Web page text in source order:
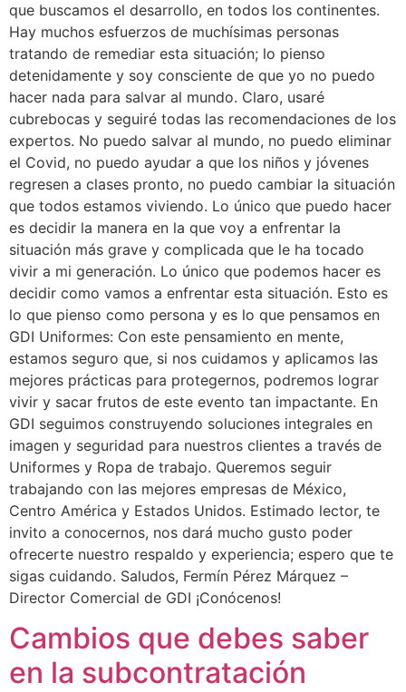
que buscamos el desarrollo, en todos los continentes.
Hay muchos esfuerzos de muchísimas personas
tratando de remediar esta situación; lo pienso
detenidamente y soy consciente de que yo no puedo
hacer nada para salvar al mundo. Claro, usaré
cubrebocas y seguiré todas las recomendaciones de los
expertos. No puedo salvar al mundo, no puedo eliminar
el Covid, no puedo ayudar a que los niños y jóvenes
regresen a clases pronto, no puedo cambiar la situación
que todos estamos viviendo. Lo único que puedo hacer
es decidir la manera en la que voy a enfrentar la
situación más grave y complicada que le ha tocado
vivir a mi generación. Lo único que podemos hacer es
decidir como vamos a enfrentar esta situación. Esto es
lo que pienso como persona y es lo que pensamos en
GDI Uniformes: Con este pensamiento en mente,
estamos seguro que, si nos cuidamos y aplicamos las
mejores prácticas para protegernos, podremos lograr
vivir y sacar frutos de este evento tan impactante. En
GDI seguimos construyendo soluciones integrales en
imagen y seguridad para nuestros clientes a través de
Uniformes y Ropa de trabajo. Queremos seguir
trabajando con las mejores empresas de México,
Centro América y Estados Unidos. Estimado lector, te
invito a conocernos, nos dará mucho gusto poder
ofrecerte nuestro respaldo y experiencia; espero que te
sigas cuidando. Saludos, Fermín Pérez Márquez –
Director Comercial de GDI ¡Conócenos!
Cambios que debes saber
en la subcontratación